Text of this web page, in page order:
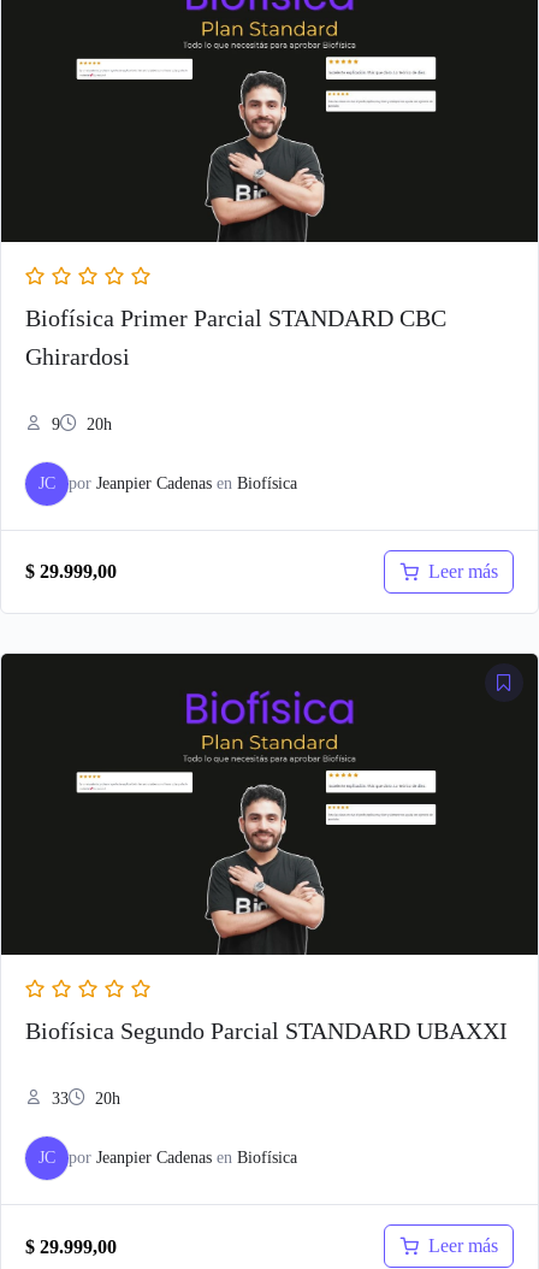
Biofísica Primer Parcial STANDARD CBC
Ghirardosi
9 20h
JC por Jeanpier Cadenas en Biofísica
$ 29.999,00 Leer más
Biofísica Segundo Parcial STANDARD UBAXXI
33 20h
JC por Jeanpier Cadenas en Biofísica
$ 29.999,00 Leer más